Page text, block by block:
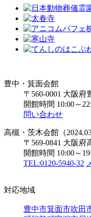
豊中・箕面会館
〒560-0001 大阪府
開館時間 10:00～
問い合わせ
高槻・茨木会館（2024.03
〒569-0841 大阪府
開館時間 10:00～
TEL:0120-5940-32
対応地域
豊中市箕面市吹田